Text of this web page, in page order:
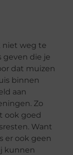
niet weg te
geven die je
dat muizen
binnen
aan
Zo
ook goed
Want
er ook geen
kunnen